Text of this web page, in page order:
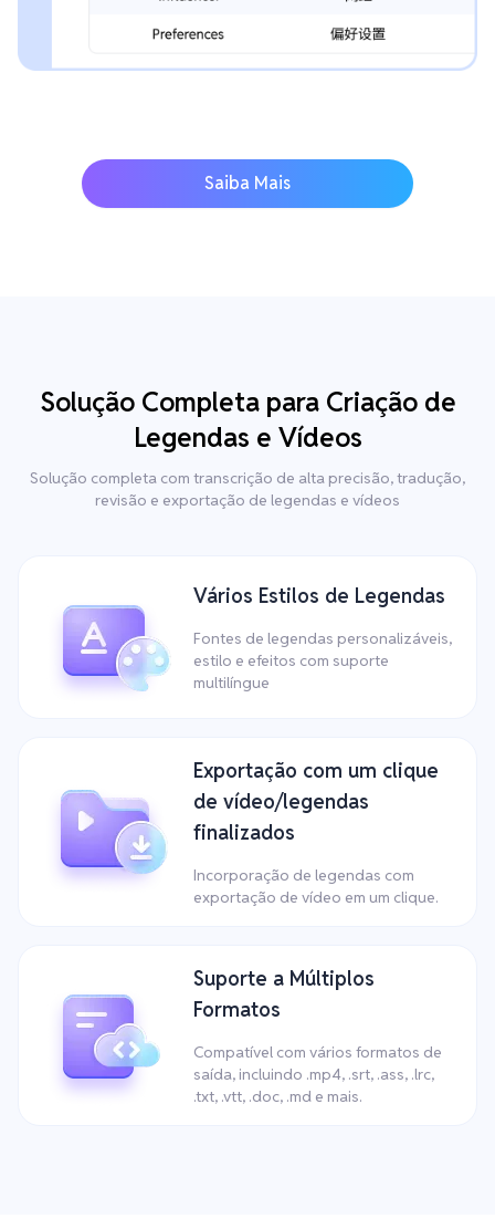
Saiba Mais
Solução Completa para Criação de
Legendas e Vídeos
Solução completa com transcrição de alta precisão, tradução,
revisão e exportação de legendas e vídeos
Vários Estilos de Legendas
Fontes de legendas personalizáveis,
estilo e efeitos com suporte
multilíngue
Exportação com um clique
de vídeo/legendas
finalizados
Incorporação de legendas com
exportação de vídeo em um clique.
Suporte a Múltiplos
Formatos
Compatível com vários formatos de
saída, incluindo .mp4, .srt, .ass, .lrc,
.txt, .vtt, .doc, .md e mais.